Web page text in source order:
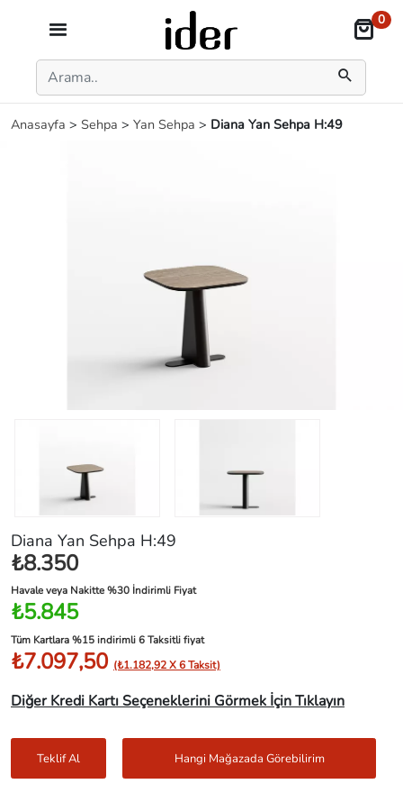
0
Anasayfa > Sehpa > Yan Sehpa > Diana Yan Sehpa H:49
Diana Yan Sehpa H:49
₺8.350
Havale veya Nakitte %30 İndirimli Fiyat
₺5.845
Tüm Kartlara %15 indirimli 6 Taksitli fiyat
₺7.097,50 (₺1.182,92 X 6 Taksit)
Diğer Kredi Kartı Seçeneklerini Görmek İçin Tıklayın
Teklif Al Hangi Mağazada Görebilirim